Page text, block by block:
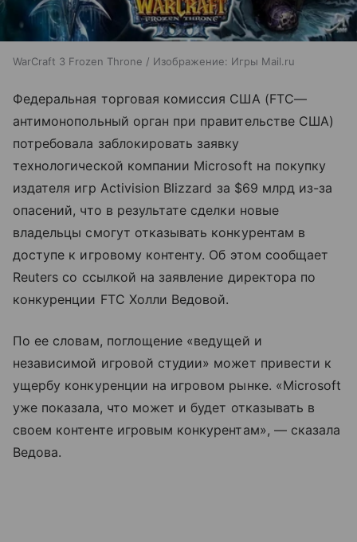
WarCraft 3 Frozen Throne / Изображение: Игры Mail.ru
Федеральная торговая комиссия США (FTC—
антимонопольный орган при правительстве США)
потребовала заблокировать заявку
технологической компании Microsoft на покупку
издателя игр Activision Blizzard за $69 млрд из-за
опасений, что в результате сделки новые
владельцы смогут отказывать конкурентам в
доступе к игровому контенту. Об этом сообщает
Reuters со ссылкой на заявление директора по
конкуренции FTC Холли Ведовой.
По ее словам, поглощение «ведущей и
независимой игровой студии» может привести к
ущербу конкуренции на игровом рынке. «Microsoft
уже показала, что может и будет отказывать в
своем контенте игровым конкурентам», — сказала
Ведова.